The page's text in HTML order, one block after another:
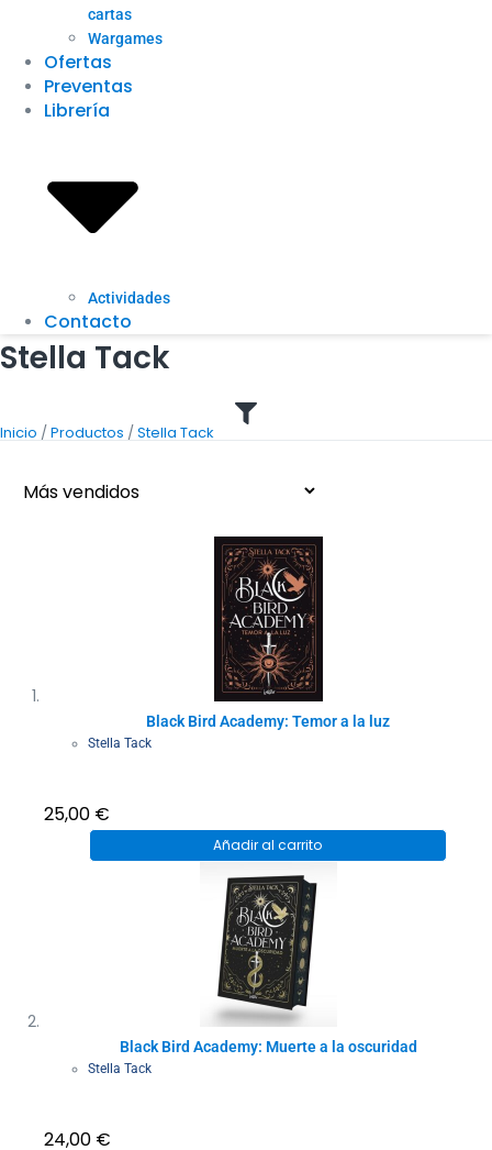
cartas
Wargames
Ofertas
Preventas
Librería
Actividades
Contacto
Stella Tack
Inicio /Productos /Stella Tack
Black Bird Academy: Temor a la luz
Stella Tack
25,00 €
Añadir al carrito
Black Bird Academy: Muerte a la oscuridad
Stella Tack
24,00 €